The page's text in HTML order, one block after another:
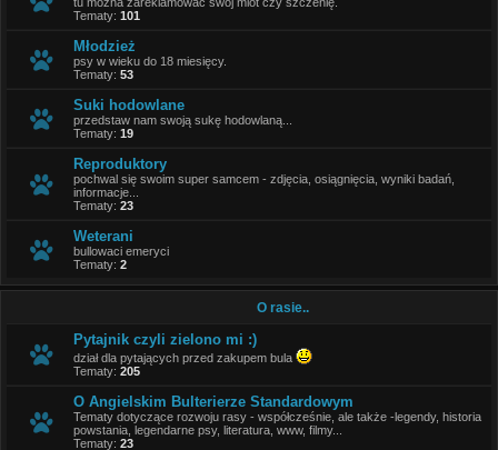
Tematy: 101
Młodzież
psy w wieku do 18 miesięcy.
Tematy: 53
Suki hodowlane
przedstaw nam swoją sukę hodowlaną...
Tematy: 19
Reproduktory
pochwal się swoim super samcem - zdjęcia, osiągnięcia, wyniki badań,
informacje...
Tematy: 23
Weterani
bullowaci emeryci
Tematy: 2
O rasie..
Pytajnik czyli zielono mi :)
dział dla pytających przed zakupem bula
Tematy: 205
O Angielskim Bulterierze Standardowym
Tematy dotyczące rozwoju rasy - współcześnie, ale także -legendy, historia
powstania, legendarne psy, literatura, www, filmy...
Tematy: 23